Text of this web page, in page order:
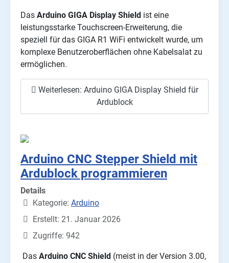
Das Arduino GIGA Display Shield ist eine
leistungsstarke Touchscreen-Erweiterung, die
speziell für das GIGA R1 WiFi entwickelt wurde, um
komplexe Benutzeroberflächen ohne Kabelsalat zu
ermöglichen.
Weiterlesen: Arduino GIGA Display Shield für
Ardublock
Arduino CNC Stepper Shield mit
Ardublock programmieren
Details
Kategorie: Arduino
Erstellt: 21. Januar 2026
Zugriffe: 942
Das Arduino CNC Shield (meist in der Version 3.00,